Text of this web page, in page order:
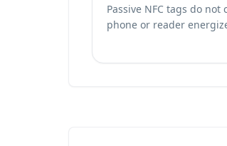
Passive NFC tags do
phone or reader